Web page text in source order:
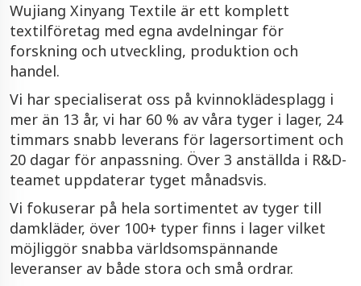
Wujiang Xinyang Textile är ett komplett
textilföretag med egna avdelningar för
forskning och utveckling, produktion och
handel.
Vi har specialiserat oss på kvinnoklädesplagg i
mer än 13 år, vi har 60 % av våra tyger i lager, 24
timmars snabb leverans för lagersortiment och
20 dagar för anpassning. Över 3 anställda i R&D-
teamet uppdaterar tyget månadsvis.
Vi fokuserar på hela sortimentet av tyger till
damkläder, över 100+ typer finns i lager vilket
möjliggör snabba världsomspännande
leveranser av både stora och små ordrar.